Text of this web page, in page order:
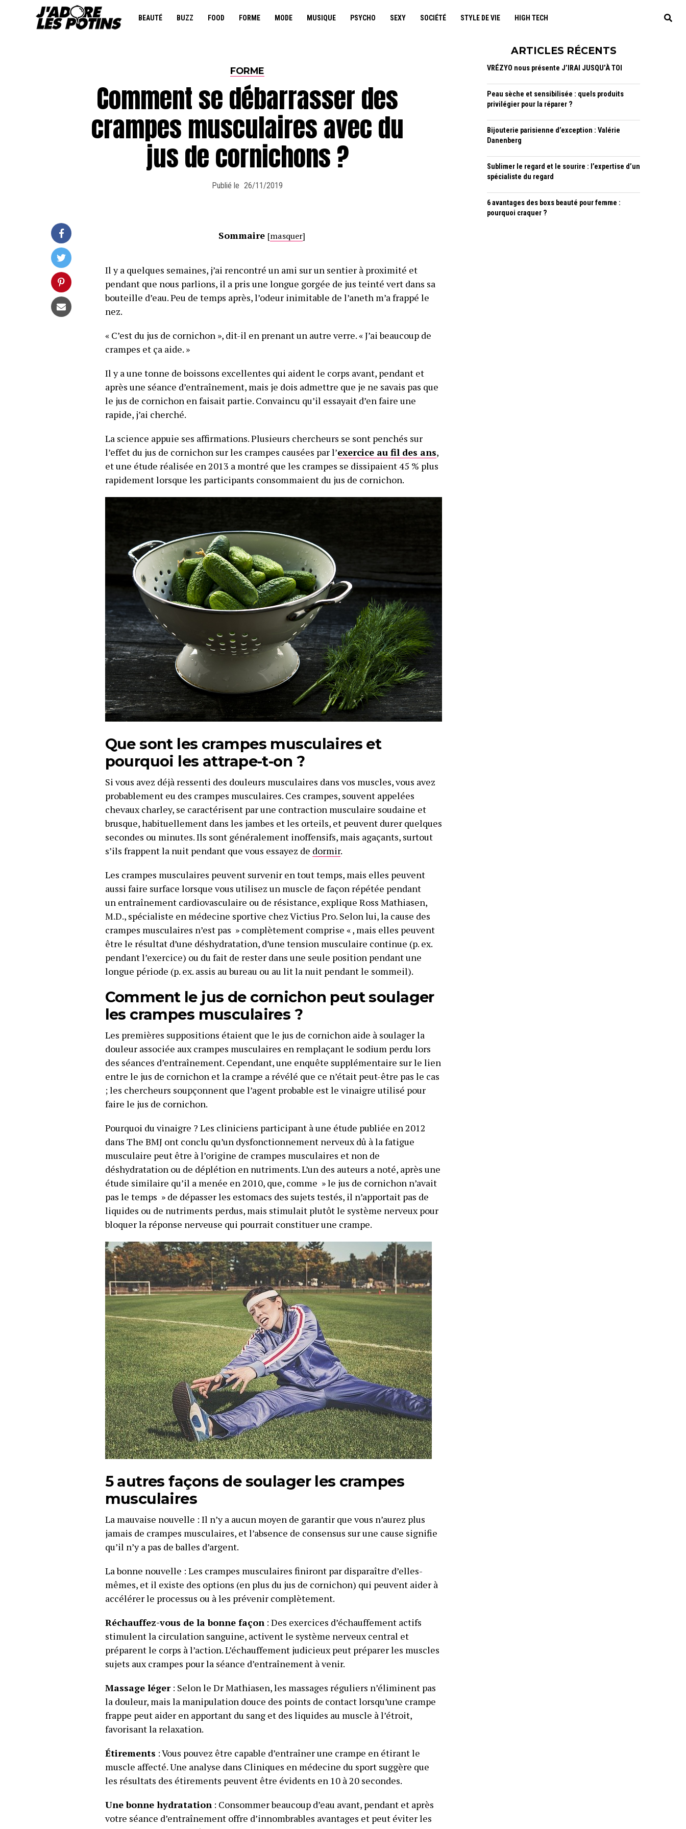
BEAUTÉ BUZZ FOOD FORME MODE MUSIQUE PSYCHO SEXY SOCIÉTÉ STYLE DE VIE HIGH TECH
FORME
Comment se débarrasser des
crampes musculaires avec du
jus de cornichons ?
Publié le 26/11/2019
Sommaire [masquer]
Il y a quelques semaines, j’ai rencontré un ami sur un sentier à proximité et
pendant que nous parlions, il a pris une longue gorgée de jus teinté vert dans sa
bouteille d’eau. Peu de temps après, l’odeur inimitable de l’aneth m’a frappé le
nez.
« C’est du jus de cornichon », dit-il en prenant un autre verre. « J’ai beaucoup de
crampes et ça aide. »
Il y a une tonne de boissons excellentes qui aident le corps avant, pendant et
après une séance d’entraînement, mais je dois admettre que je ne savais pas que
le jus de cornichon en faisait partie. Convaincu qu’il essayait d’en faire une
rapide, j’ai cherché.
La science appuie ses affirmations. Plusieurs chercheurs se sont penchés sur
l’effet du jus de cornichon sur les crampes causées par l’exercice au fil des ans,
et une étude réalisée en 2013 a montré que les crampes se dissipaient 45 % plus
rapidement lorsque les participants consommaient du jus de cornichon.
Que sont les crampes musculaires et
pourquoi les attrape-t-on ?
Si vous avez déjà ressenti des douleurs musculaires dans vos muscles, vous avez
probablement eu des crampes musculaires. Ces crampes, souvent appelées
chevaux charley, se caractérisent par une contraction musculaire soudaine et
brusque, habituellement dans les jambes et les orteils, et peuvent durer quelques
secondes ou minutes. Ils sont généralement inoffensifs, mais agaçants, surtout
s’ils frappent la nuit pendant que vous essayez de dormir.
Les crampes musculaires peuvent survenir en tout temps, mais elles peuvent
aussi faire surface lorsque vous utilisez un muscle de façon répétée pendant
un entraînement cardiovasculaire ou de résistance, explique Ross Mathiasen,
M.D., spécialiste en médecine sportive chez Victius Pro. Selon lui, la cause des
crampes musculaires n’est pas » complètement comprise « , mais elles peuvent
être le résultat d’une déshydratation, d’une tension musculaire continue (p. ex.
pendant l’exercice) ou du fait de rester dans une seule position pendant une
longue période (p. ex. assis au bureau ou au lit la nuit pendant le sommeil).
Comment le jus de cornichon peut soulager
les crampes musculaires ?
Les premières suppositions étaient que le jus de cornichon aide à soulager la
douleur associée aux crampes musculaires en remplaçant le sodium perdu lors
des séances d’entraînement. Cependant, une enquête supplémentaire sur le lien
entre le jus de cornichon et la crampe a révélé que ce n’était peut-être pas le cas
; les chercheurs soupçonnent que l’agent probable est le vinaigre utilisé pour
faire le jus de cornichon.
Pourquoi du vinaigre ? Les cliniciens participant à une étude publiée en 2012
dans The BMJ ont conclu qu’un dysfonctionnement nerveux dû à la fatigue
musculaire peut être à l’origine de crampes musculaires et non de
déshydratation ou de déplétion en nutriments. L’un des auteurs a noté, après une
étude similaire qu’il a menée en 2010, que, comme » le jus de cornichon n’avait
pas le temps » de dépasser les estomacs des sujets testés, il n’apportait pas de
liquides ou de nutriments perdus, mais stimulait plutôt le système nerveux pour
bloquer la réponse nerveuse qui pourrait constituer une crampe.
5 autres façons de soulager les crampes
musculaires
La mauvaise nouvelle : Il n’y a aucun moyen de garantir que vous n’aurez plus
jamais de crampes musculaires, et l’absence de consensus sur une cause signifie
qu’il n’y a pas de balles d’argent.
La bonne nouvelle : Les crampes musculaires finiront par disparaître d’elles-
mêmes, et il existe des options (en plus du jus de cornichon) qui peuvent aider à
accélérer le processus ou à les prévenir complètement.
Réchauffez-vous de la bonne façon: Des exercices d’échauffement actifs
stimulent la circulation sanguine, activent le système nerveux central et
préparent le corps à l’action. L’échauffement judicieux peut préparer les muscles
sujets aux crampes pour la séance d’entraînement à venir.
Massage léger: Selon le Dr Mathiasen, les massages réguliers n’éliminent pas
la douleur, mais la manipulation douce des points de contact lorsqu’une crampe
frappe peut aider en apportant du sang et des liquides au muscle à l’étroit,
favorisant la relaxation.
Étirements : Vous pouvez être capable d’entraîner une crampe en étirant le
muscle affecté. Une analyse dans Cliniques en médecine du sport suggère que
les résultats des étirements peuvent être évidents en 10 à 20 secondes.
Une bonne hydratation: Consommer beaucoup d’eau avant, pendant et après
votre séance d’entraînement offre d’innombrables avantages et peut éviter les
ARTICLES RÉCENTS
VRÉZYO nous présente J’IRAI JUSQU’À TOI
Peau sèche et sensibilisée : quels produits
privilégier pour la réparer ?
Bijouterie parisienne d’exception : Valérie
Danenberg
Sublimer le regard et le sourire : l’expertise d’un
spécialiste du regard
6 avantages des boxs beauté pour femme :
pourquoi craquer ?